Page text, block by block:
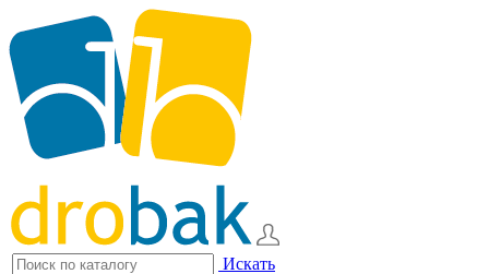
Искать